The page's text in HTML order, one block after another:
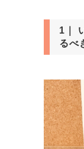
1｜
るべ